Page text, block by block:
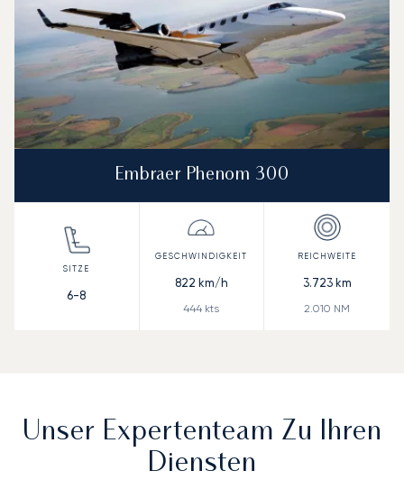
Embraer Phenom 300
6-8
822 km/h
444 kts
3.723km
2.010 NM
Unser Expertenteam Zu Ihren
Diensten